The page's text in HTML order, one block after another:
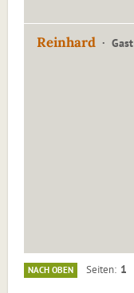
Reinhard Gast
NACH OBEN Seiten 1